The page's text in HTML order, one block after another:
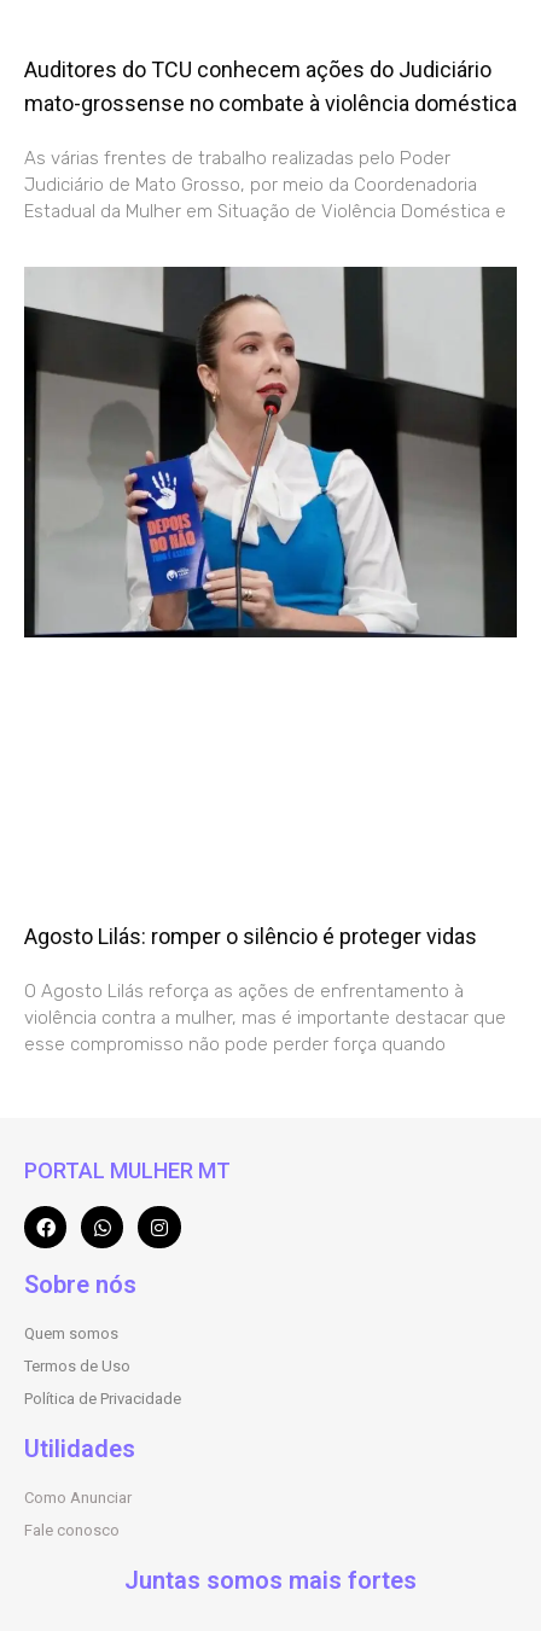
Auditores do TCU conhecem ações do Judiciário
mato-grossense no combate à violência doméstica
As várias frentes de trabalho realizadas pelo Poder
Judiciário de Mato Grosso, por meio da Coordenadoria
Estadual da Mulher em Situação de Violência Doméstica e
Agosto Lilás: romper o silêncio é proteger vidas
O Agosto Lilás reforça as ações de enfrentamento à
violência contra a mulher, mas é importante destacar que
esse compromisso não pode perder força quando
PORTAL MULHER MT
Sobre nós
Quem somos
Termos de Uso
Política de Privacidade
Utilidades
Como Anunciar
Fale conosco
Juntas somos mais fortes